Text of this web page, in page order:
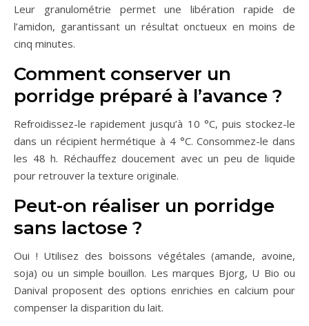
Leur granulométrie permet une libération rapide de
l’amidon, garantissant un résultat onctueux en moins de
cinq minutes.
Comment conserver un
porridge préparé à l’avance ?
Refroidissez-le rapidement jusqu’à 10 °C, puis stockez-le
dans un récipient hermétique à 4 °C. Consommez-le dans
les 48 h. Réchauffez doucement avec un peu de liquide
pour retrouver la texture originale.
Peut-on réaliser un porridge
sans lactose ?
Oui ! Utilisez des boissons végétales (amande, avoine,
soja) ou un simple bouillon. Les marques Bjorg, U Bio ou
Danival proposent des options enrichies en calcium pour
compenser la disparition du lait.